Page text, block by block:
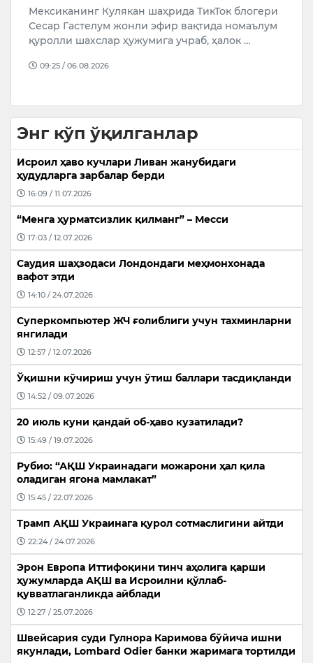
Ўзбекистон халқ артисти Саида Раметованинг
онаси 90 ёшида вафот этди. Бу ҳақда ак…
Энг кўп ўқилганлар
Исроил ҳаво кучлари Ливан жанубидаги
ҳудудларга зарбалар берди
16:09 / 11.07.2026
“Менга ҳурматсизлик қилманг” – Месси
17:03 / 12.07.2026
Саудия шаҳзодаси Лондондаги меҳмонхонада
вафот этди
14:10 / 24.07.2026
Суперкомпьютер ЖЧ ғолиблиги учун тахминларни
янгилади
12:57 / 12.07.2026
Ўқишни кўчириш учун ўтиш баллари тасдиқланди
14:52 / 09.07.2026
20 июль куни қандай об-ҳаво кузатилади?
15:49 / 19.07.2026
Рубио: “АҚШ Украинадаги можарони ҳал қила
оладиган ягона мамлакат”
15:45 / 22.07.2026
Трамп АҚШ Украинага қурол сотмаслигини айтди
22:24 / 24.07.2026
Эрон Европа Иттифоқини тинч аҳолига қарши
ҳужумларда АҚШ ва Исроилни қўллаб-
қувватлаганликда айблади
12:27 / 25.07.2026
Швейсария суди Гулнора Каримова бўйича ишни
якунлади, Lombard Odier банки жаримага тортилди